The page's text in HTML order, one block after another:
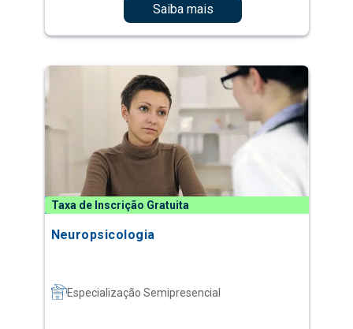
Saiba mais
Taxa de Inscrição Gratuita
Neuropsicologia
Especialização Semipresencial